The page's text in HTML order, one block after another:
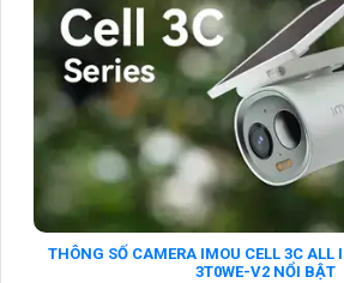
THÔNG SỐ CAMERA IMOU CELL 3C ALL
3T0WE-V2 NỔI BẬT